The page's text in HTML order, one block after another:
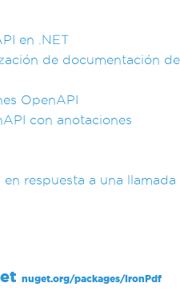
en .NET
de documentación de
OpenAPI
con anotaciones
respuesta a una llamada
nuget.org/packages/IronPdf